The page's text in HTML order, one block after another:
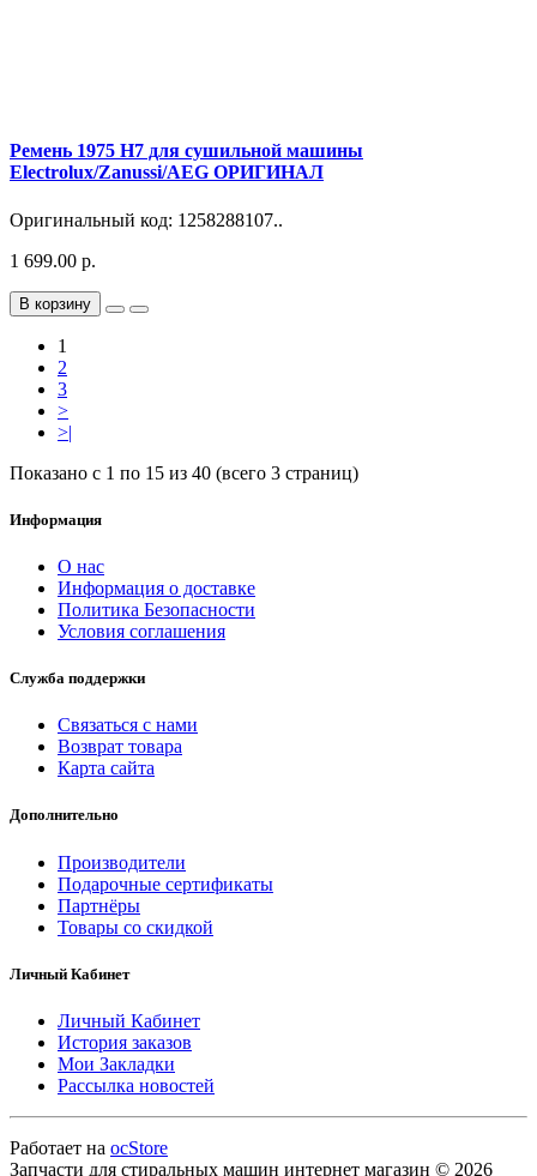
Ремень 1975 H7 для сушильной машины
Electrolux/Zanussi/AEG ОРИГИНАЛ
Оригинальный код: 1258288107..
1 699.00 р.
В корзину
1
2
3
>
>|
Показано с 1 по 15 из 40 (всего 3 страниц)
Информация
О нас
Информация о доставке
Политика Безопасности
Условия соглашения
Служба поддержки
Связаться с нами
Возврат товара
Карта сайта
Дополнительно
Производители
Подарочные сертификаты
Партнёры
Товары со скидкой
Личный Кабинет
Личный Кабинет
История заказов
Мои Закладки
Рассылка новостей
Работает на ocStore
Запчасти для стиральных машин интернет магазин © 2026